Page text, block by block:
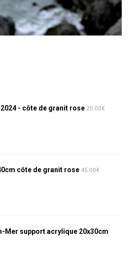
- côte de granit rose 20.00€
côte de granit rose 45.00€
Mer support acrylique 20x30cm